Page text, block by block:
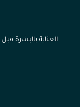
العناية بالبشرة